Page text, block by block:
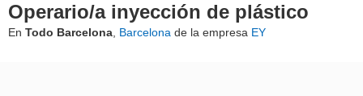
Operario/a inyección de plástico
En Todo Barcelona Barcelona de la empresa EY